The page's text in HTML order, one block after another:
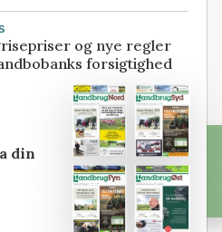
og nye regler
forsigtighed
din